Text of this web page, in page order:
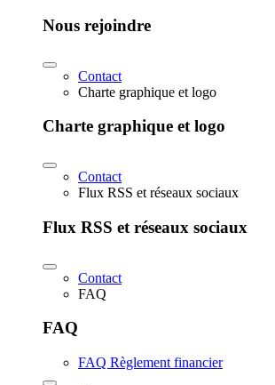
Nous rejoindre
Contact
Charte graphique et logo
Charte graphique et logo
Contact
Flux RSS et réseaux sociaux
Flux RSS et réseaux sociaux
Contact
FAQ
FAQ
FAQ Règlement financier